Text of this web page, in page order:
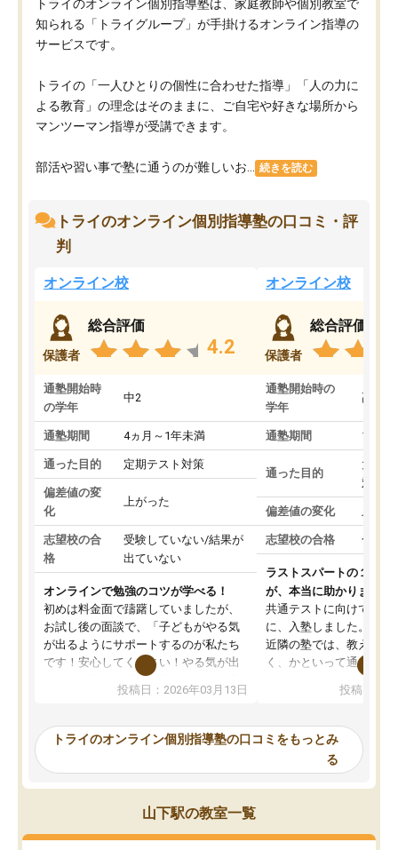
トライのオンライン個別指導塾は、家庭教師や個別教室で
知られる「トライグループ」が手掛けるオンライン指導の
サービスです。
トライの「一人ひとりの個性に合わせた指導」「人の力に
よる教育」の理念はそのままに、ご自宅や好きな場所から
マンツーマン指導が受講できます。
部活や習い事で塾に通うのが難しいお... 続きを読む
トライのオンライン個別指導塾の口コミ・評
判
オンライン校
保護者
総合評価
4.2
通塾開始時
の学年
中2
通塾期間 4ヵ月～1年未満
通った目的 定期テスト対策
偏差値の変
化
上がった
志望校の合
格
受験していない/結果が
出ていない
オンラインで勉強のコツが学べる！
初めは料金面で躊躇していましたが、
お試し後の面談で、「子どもがやる気
が出るようにサポートするのが私たち
です！安心してください！やる気が出
ないのは私たち講師の責任です」と言
ってくださり、確かに！と考えて、思
ったんですが、学生の先生から学ぶこ
み、徐々に成績が上がったらいいなと
思っていました。何が今足りないのか
を的確に指導いただき、子どももびっ
くりするほど楽しんでやる気を持って
塾を受けています。狙い通り、少しず
投稿日：2026年03月13日
オンライン校
保護者
総合評価
通塾開始時の
学年
高3
通塾期間 1～3
通った目的
大学
対策
偏差値の変化 上が
志望校の合格 合格
ラストスパートの１か月
が、本当に助かりました
共通テストに向けての追
に、入塾しました。田舎
近隣の塾では、教えても
く、かといって通うには
可能なので本当に助か
らないところをピンポイ
頂いて、とてもわかり
していました。一生を
スト、多少お金がかかっ
投稿日：
トライのオンライン個別指導塾の口コミをもっとみ
る
山下駅の教室一覧